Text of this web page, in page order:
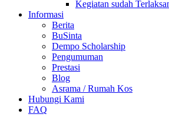
Kegiatan sudah
Informasi
Berita
BuSinta
Dempo Scholarship
Pengumuman
Prestasi
Blog
Asrama / Rumah Kos
Hubungi Kami
FAQ